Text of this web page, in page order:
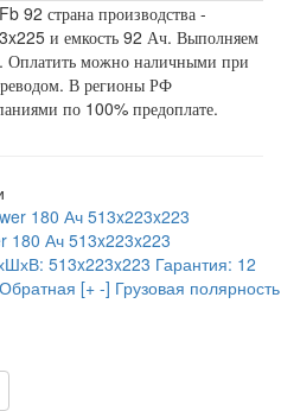
92 страна производства -
и емкость 92 Ач. Выполняем
Оплатить можно наличными при
В регионы РФ
по 100% предоплате.
180 Ач 513x223x223
513x223x223 Гарантия: 12
Обратная [+ -] Грузовая полярность